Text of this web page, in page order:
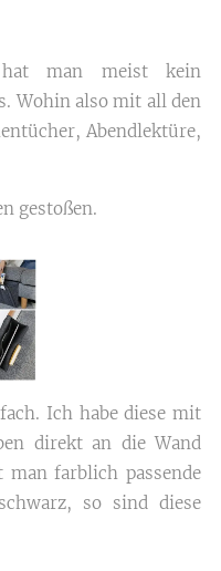
man meist kein
Wohin also mit all den
Abendlektüre,
gestoßen.
Ich habe diese mit
direkt an die Wand
man farblich passende
so sind diese